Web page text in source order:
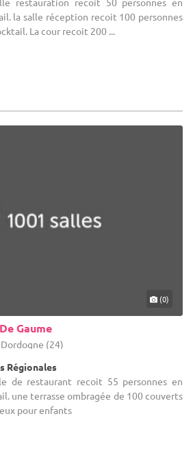
la salle réception recoit 100 personnes
La cour recoit 200 ...
(0)
Gaume
Dordogne (24)
Régionales
de restaurant recoit 55 personnes en
une terrasse ombragée de 100 couverts
pour enfants